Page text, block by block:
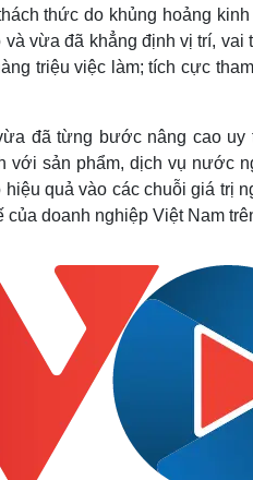
thức do khủng hoảng
vừa đã khẳng định vị trí,
triệu việc làm; tích cực
đã từng bước nâng cao
với sản phẩm, dịch vụ nước
quả vào các chuỗi giá trị
của doanh nghiệp Việt Nam